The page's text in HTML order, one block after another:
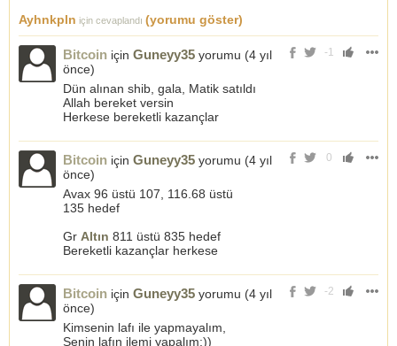
Ayhnkpln için cevaplandı (yorumu göster)
-1
Bitcoin için Guneyy35 yorumu (4 yıl
önce)
Dün alınan shib, gala, Matik satıldı
Allah bereket versin
Herkese bereketli kazançlar
0
Bitcoin için Guneyy35 yorumu (4 yıl
önce)
Avax 96 üstü 107, 116.68 üstü
135 hedef
Gr Altın 811 üstü 835 hedef
Bereketli kazançlar herkese
-2
Bitcoin için Guneyy35 yorumu (4 yıl
önce)
Kimsenin lafı ile yapmayalım,
Senin lafın ilemi yapalım:))